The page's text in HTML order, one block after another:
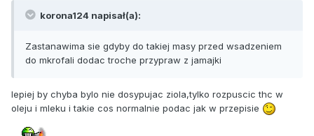
korona124 napisał(a):
Zastanawima sie gdyby do takiej masy przed wsadzeniem
do mkrofali dodac troche przypraw z jamajki
lepiej by chyba bylo nie dosypujac ziola,tylko rozpuscic thc w
oleju i mleku i takie cos normalnie podac jak w przepisie